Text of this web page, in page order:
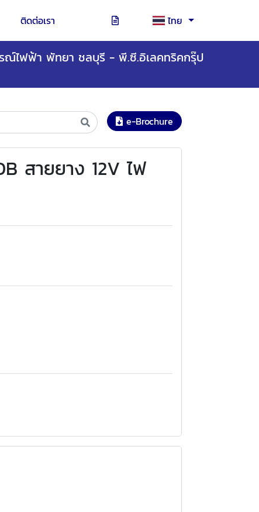
ติดต่อเรา ไทย
ณ์ไฟฟ้า พัทยา ชลบุรี - พี.ซี.อิเลคทริคกรุ๊ป
e-Brochure
สายยาง 12V ไฟ